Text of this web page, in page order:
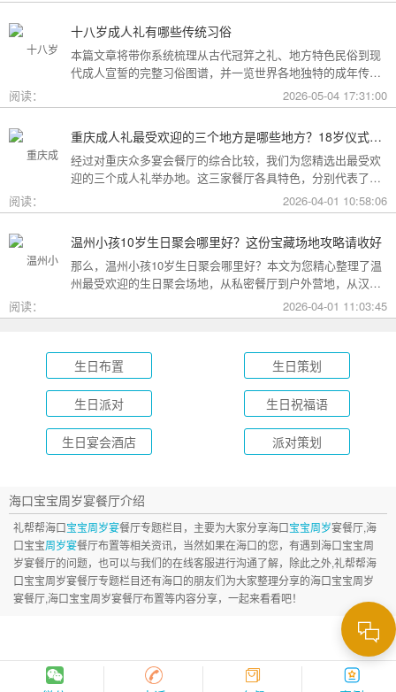
十八岁成人礼有哪些传统习俗
本篇文章将带你系统梳理从古代冠笄之礼、地方特色民俗到现
代成人宣誓的完整习俗图谱，并一览世界各地独特的成年传
阅读： 2026-05-04 17:31:00
重庆成人礼最受欢迎的三个地方是哪些地方？18岁仪式感首选这三家
经过对重庆众多宴会餐厅的综合比较，我们为您精选出最受欢
迎的三个成人礼举办地。这三家餐厅各具特色，分别代表了文
化格调、传统品质与新奇体验三个不同方向，能够满足不同家
庭的需求。
阅读： 2026-04-01 10:58:06
温州小孩10岁生日聚会哪里好？这份宝藏场地攻略请收好
那么，温州小孩10岁生日聚会哪里好？本文为您精心整理了温
州最受欢迎的生日聚会场地，从私密餐厅到户外营地，从汉服
成长礼到绿茵场派对，总有一款适合您的孩子！
阅读： 2026-04-01 11:03:45
生日布置 生日策划
生日派对 生日祝福语
生日宴会酒店 派对策划
海口宝宝周岁宴餐厅介绍
礼帮帮海口宝宝周岁宴餐厅专题栏目，主要为大家分享海口宝宝周岁宴餐厅,海
口宝宝周岁宴餐厅布置等相关资讯，当然如果在海口的您，有遇到海口宝宝周
岁宴餐厅的问题，也可以与我们的在线客服进行沟通了解，除此之外,礼帮帮海
口宝宝周岁宴餐厅专题栏目还有海口的朋友们为大家整理分享的海口宝宝周岁
宴餐厅,海口宝宝周岁宴餐厅布置等内容分享，一起来看看吧！